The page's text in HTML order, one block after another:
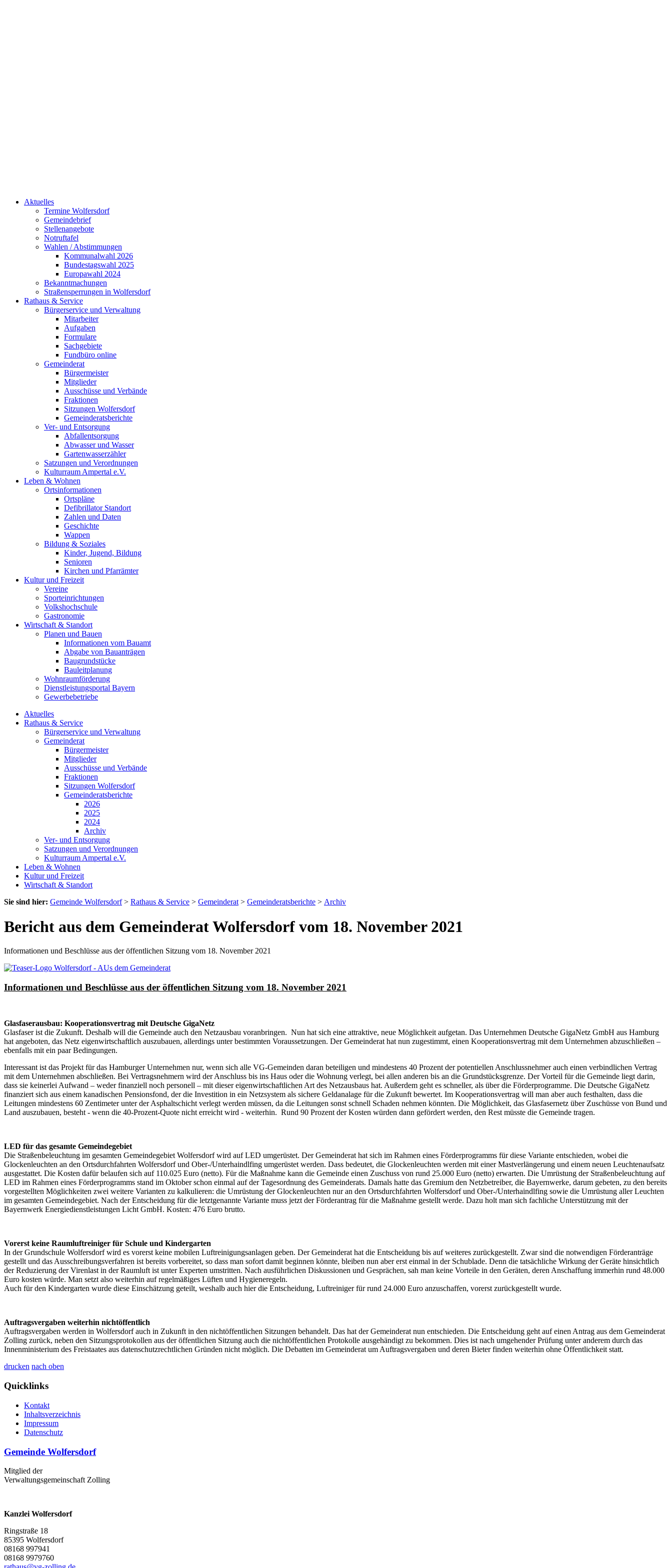
Aktuelles
Termine Wolfersdorf
Gemeindebrief
Stellenangebote
Notruftafel
Wahlen / Abstimmungen
Kommunalwahl 2026
Bundestagswahl 2025
Europawahl 2024
Bekanntmachungen
Straßensperrungen in Wolfersdorf
Rathaus & Service
Bürgerservice und Verwaltung
Mitarbeiter
Aufgaben
Formulare
Sachgebiete
Fundbüro online
Gemeinderat
Bürgermeister
Mitglieder
Ausschüsse und Verbände
Fraktionen
Sitzungen Wolfersdorf
Gemeinderatsberichte
Ver- und Entsorgung
Abfallentsorgung
Abwasser und Wasser
Gartenwasserzähler
Satzungen und Verordnungen
Kulturraum Ampertal e.V.
Leben & Wohnen
Ortsinformationen
Ortspläne
Defibrillator Standort
Zahlen und Daten
Geschichte
Wappen
Bildung & Soziales
Kinder, Jugend, Bildung
Senioren
Kirchen und Pfarrämter
Kultur und Freizeit
Vereine
Sporteinrichtungen
Volkshochschule
Gastronomie
Wirtschaft & Standort
Planen und Bauen
Informationen vom Bauamt
Abgabe von Bauanträgen
Baugrundstücke
Bauleitplanung
Wohnraumförderung
Dienstleistungsportal Bayern
Gewerbebetriebe
Aktuelles
Rathaus & Service
Bürgerservice und Verwaltung
Gemeinderat
Bürgermeister
Mitglieder
Ausschüsse und Verbände
Fraktionen
Sitzungen Wolfersdorf
Gemeinderatsberichte
2026
2025
2024
Archiv
Ver- und Entsorgung
Satzungen und Verordnungen
Kulturraum Ampertal e.V.
Leben & Wohnen
Kultur und Freizeit
Wirtschaft & Standort
Sie sind hier: Gemeinde Wolfersdorf> Rathaus & Service > Gemeinderat > Gemeinderatsberichte > Archiv
Bericht aus dem Gemeinderat Wolfersdorf vom 18. November 2021
Informationen und Beschlüsse aus der öffentlichen Sitzung vom 18. November 2021
Informationen und Beschlüsse aus der öffentlichen Sitzung vom 18. November 2021
Glasfaserausbau: Kooperationsvertrag mit Deutsche GigaNetz
Glasfaser ist die Zukunft. Deshalb will die Gemeinde auch den Netzausbau voranbringen. Nun hat sich eine attraktive, neue Möglichkeit aufgetan. Das Unternehmen Deutsche GigaNetz GmbH aus Hamburg
hat angeboten, das Netz eigenwirtschaftlich auszubauen, allerdings unter bestimmten Voraussetzungen. Der Gemeinderat hat nun zugestimmt, einen Kooperationsvertrag mit dem Unternehmen abzuschließen –
ebenfalls mit ein paar Bedingungen.
Interessant ist das Projekt für das Hamburger Unternehmen nur, wenn sich alle VG-Gemeinden daran beteiligen und mindestens 40 Prozent der potentiellen Anschlussnehmer auch einen verbindlichen Vertrag
mit dem Unternehmen abschließen. Bei Vertragsnehmern wird der Anschluss bis ins Haus oder die Wohnung verlegt, bei allen anderen bis an die Grundstücksgrenze. Der Vorteil für die Gemeinde liegt darin,
dass sie keinerlei Aufwand – weder finanziell noch personell – mit dieser eigenwirtschaftlichen Art des Netzausbaus hat. Außerdem geht es schneller, als über die Förderprogramme. Die Deutsche GigaNetz
finanziert sich aus einem kanadischen Pensionsfond, der die Investition in ein Netzsystem als sichere Geldanalage für die Zukunft bewertet. Im Kooperationsvertrag will man aber auch festhalten, dass die
Leitungen mindestens 60 Zentimeter unter der Asphaltschicht verlegt werden müssen, da die Leitungen sonst schnell Schaden nehmen könnten. Die Möglichkeit, das Glasfasernetz über Zuschüsse von Bund und
Land auszubauen, besteht - wenn die 40-Prozent-Quote nicht erreicht wird - weiterhin. Rund 90 Prozent der Kosten würden dann gefördert werden, den Rest müsste die Gemeinde tragen.
LED für das gesamte Gemeindegebiet
Die Straßenbeleuchtung im gesamten Gemeindegebiet Wolfersdorf wird auf LED umgerüstet. Der Gemeinderat hat sich im Rahmen eines Förderprogramms für diese Variante entschieden, wobei die
Glockenleuchten an den Ortsdurchfahrten Wolfersdorf und Ober-/Unterhaindlfing umgerüstet werden. Dass bedeutet, die Glockenleuchten werden mit einer Mastverlängerung und einem neuen Leuchtenaufsatz
ausgestattet. Die Kosten dafür belaufen sich auf 110.025 Euro (netto). Für die Maßnahme kann die Gemeinde einen Zuschuss von rund 25.000 Euro (netto) erwarten. Die Umrüstung der Straßenbeleuchtung auf
LED im Rahmen eines Förderprogramms stand im Oktober schon einmal auf der Tagesordnung des Gemeinderats. Damals hatte das Gremium den Netzbetreiber, die Bayernwerke, darum gebeten, zu den bereits
vorgestellten Möglichkeiten zwei weitere Varianten zu kalkulieren: die Umrüstung der Glockenleuchten nur an den Ortsdurchfahrten Wolfersdorf und Ober-/Unterhaindlfing sowie die Umrüstung aller Leuchten
im gesamten Gemeindegebiet. Nach der Entscheidung für die letztgenannte Variante muss jetzt der Förderantrag für die Maßnahme gestellt werde. Dazu holt man sich fachliche Unterstützung mit der
Bayernwerk Energiedienstleistungen Licht GmbH. Kosten: 476 Euro brutto.
Vorerst keine Raumluftreiniger für Schule und Kindergarten
In der Grundschule Wolfersdorf wird es vorerst keine mobilen Luftreinigungsanlagen geben. Der Gemeinderat hat die Entscheidung bis auf weiteres zurückgestellt. Zwar sind die notwendigen Förderanträge
gestellt und das Ausschreibungsverfahren ist bereits vorbereitet, so dass man sofort damit beginnen könnte, bleiben nun aber erst einmal in der Schublade. Denn die tatsächliche Wirkung der Geräte hinsichtlich
der Reduzierung der Virenlast in der Raumluft ist unter Experten umstritten. Nach ausführlichen Diskussionen und Gesprächen, sah man keine Vorteile in den Geräten, deren Anschaffung immerhin rund 48.000
Euro kosten würde. Man setzt also weiterhin auf regelmäßiges Lüften und Hygieneregeln.
Auch für den Kindergarten wurde diese Einschätzung geteilt, weshalb auch hier die Entscheidung, Luftreiniger für rund 24.000 Euro anzuschaffen, vorerst zurückgestellt wurde.
Auftragsvergaben weiterhin nichtöffentlich
Auftragsvergaben werden in Wolfersdorf auch in Zukunft in den nichtöffentlichen Sitzungen behandelt. Das hat der Gemeinderat nun entschieden. Die Entscheidung geht auf einen Antrag aus dem Gemeinderat
Zolling zurück, neben den Sitzungsprotokollen aus der öffentlichen Sitzung auch die nichtöffentlichen Protokolle ausgehändigt zu bekommen. Dies ist nach umgehender Prüfung unter anderem durch das
Innenministerium des Freistaates aus datenschutzrechtlichen Gründen nicht möglich. Die Debatten im Gemeinderat um Auftragsvergaben und deren Bieter finden weiterhin ohne Öffentlichkeit statt.
drucken nach oben
Quicklinks
Kontakt
Inhaltsverzeichnis
Impressum
Datenschutz
Gemeinde Wolfersdorf
Mitglied der
Verwaltungsgemeinschaft Zolling
Kanzlei Wolfersdorf
Ringstraße 18
85395 Wolfersdorf
08168 997941
08168 9979760